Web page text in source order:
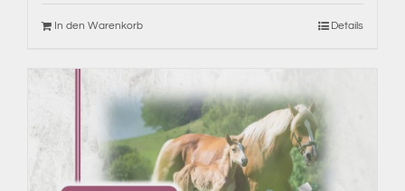
In den Warenkorb Details